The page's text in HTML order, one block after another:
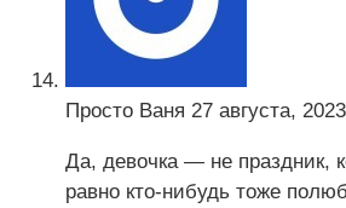
Просто Ваня 27 августа, 2023
Да, девочка — не праздник,
равно кто-нибудь тоже